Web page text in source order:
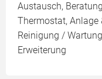
Austausch,
Thermostat,
Reinigung /
Erweiterung